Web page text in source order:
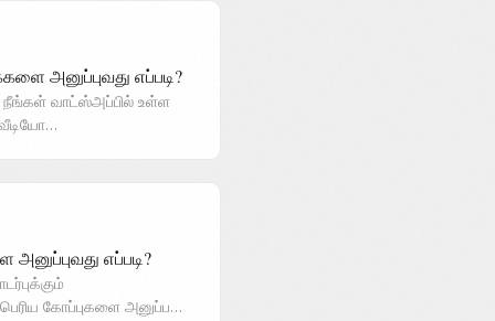
அனுப்புவது எப்படி?
நீங்கள் வாட்ஸ்அப்பில் உள்ள
எப்படி?
கோப்புகளை அனுப்ப…